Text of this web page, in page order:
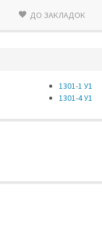
ДО ЗАКЛАДОК
1301-1 У1
1301-4 У1